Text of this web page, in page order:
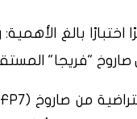
بالغ